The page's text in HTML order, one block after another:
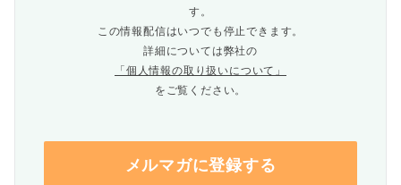
す。
この情報配信はいつでも停止できます。
詳細については弊社の
「個人情報の取り扱いについて」
をご覧ください。